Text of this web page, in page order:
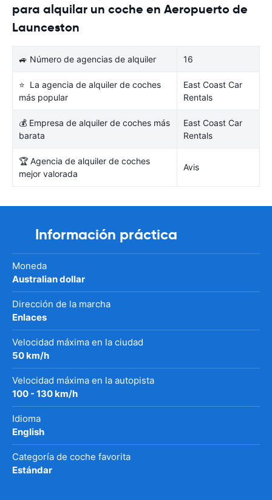
para alquilar un coche en Aeropuerto de
Launceston
🚙 Número de agencias de alquiler 16
⭐ La agencia de alquiler de coches
más popular
East Coast Car
Rentals
💰 Empresa de alquiler de coches más
barata
East Coast Car
Rentals
🏆 Agencia de alquiler de coches
mejor valorada
Avis
Información práctica
Moneda
Australian dollar
Dirección de la marcha
Enlaces
Velocidad máxima en la ciudad
50 km/h
Velocidad máxima en la autopista
100 - 130 km/h
Idioma
English
Categoría de coche favorita
Estándar